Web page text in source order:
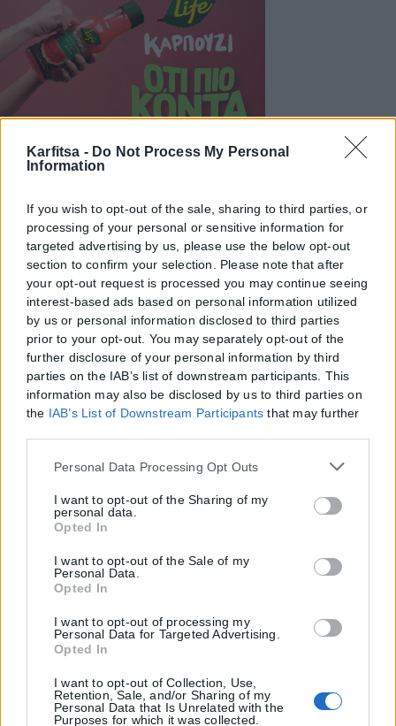
Karfitsa - Do Not Process My Personal
Information
If you wish to opt-out of the sale, sharing to third parties, or
processing of your personal or sensitive information for
targeted advertising by us, please use the below opt-out
section to confirm your selection. Please note that after
your opt-out request is processed you may continue seeing
interest-based ads based on personal information utilized
by us or personal information disclosed to third parties
prior to your opt-out. You may separately opt-out of the
further disclosure of your personal information by third
parties on the IAB’s list of downstream participants. This
information may also be disclosed by us to third parties on
the IAB’s List of Downstream Participants that may further
Please note that this website/app uses one or more Google
but not limited to your visit or usage behaviour. You may
click to grant or deny consent to Google and its third-party
tags to use your data for below specified purposes in below
Google consent section.
Personal Data Processing Opt Outs
I want to opt-out of the Sharing of my
personal data.
Opted In
I want to opt-out of the Sale of my
Personal Data.
Opted In
I want to opt-out of processing my
Personal Data for Targeted Advertising.
Opted In
I want to opt-out of Collection, Use,
Retention, Sale, and/or Sharing of my
Personal Data that Is Unrelated with the
Purposes for which it was collected.